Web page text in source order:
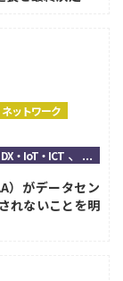
ットワーク
DX・IoT・ICT、...
）がデータセン
れないことを明